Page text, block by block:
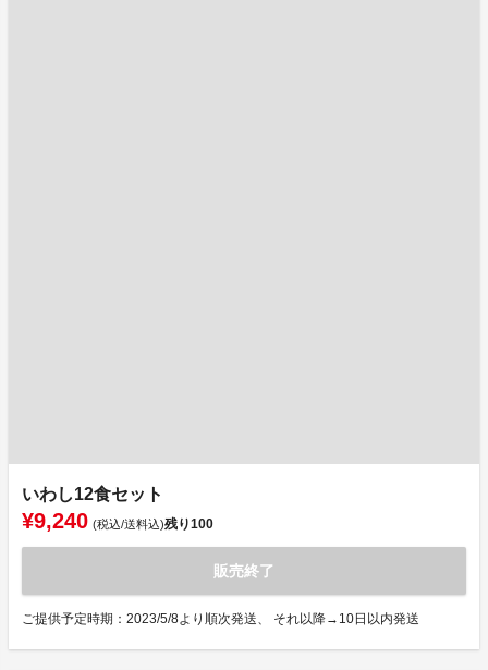
いわし12食セット
¥9,240 (税込/送料込)残り100
販売終了
ご提供予定時期：2023/5/8より順次発送、 それ以降→10日以内発送